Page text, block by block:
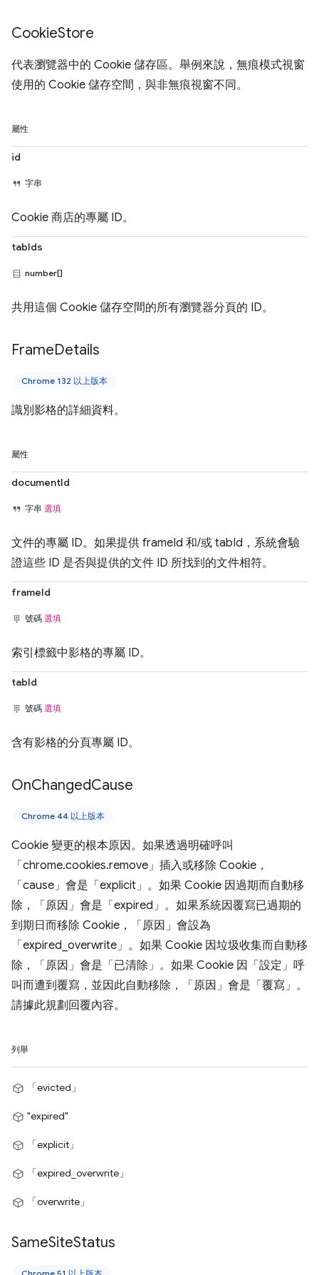
CookieStore
代表瀏覽器中的 Cookie 儲存區。舉例來說，無痕模式視窗
使用的 Cookie 儲存空間，與非無痕視窗不同。
屬性
id
字串
Cookie 商店的專屬 ID。
tabIds
number[]
共用這個 Cookie 儲存空間的所有瀏覽器分頁的 ID。
FrameDetails
Chrome 132 以上版本
識別影格的詳細資料。
屬性
documentId
字串 選填
文件的專屬 ID。如果提供 frameId 和/或 tabId，系統會驗
證這些 ID 是否與提供的文件 ID 所找到的文件相符。
frameId
號碼 選填
索引標籤中影格的專屬 ID。
tabId
號碼 選填
含有影格的分頁專屬 ID。
OnChangedCause
Chrome 44 以上版本
Cookie 變更的根本原因。如果透過明確呼叫
「chrome.cookies.remove」插入或移除 Cookie，
「cause」會是「explicit」。如果 Cookie 因過期而自動移
除，「原因」會是「expired」。如果系統因覆寫已過期的
到期日而移除 Cookie，「原因」會設為
「expired_overwrite」。如果 Cookie 因垃圾收集而自動移
除，「原因」會是「已清除」。如果 Cookie 因「設定」呼
叫而遭到覆寫，並因此自動移除，「原因」會是「覆寫」。
請據此規劃回覆內容。
列舉
「evicted」
"expired"
「explicit」
「expired_overwrite」
「overwrite」
SameSiteStatus